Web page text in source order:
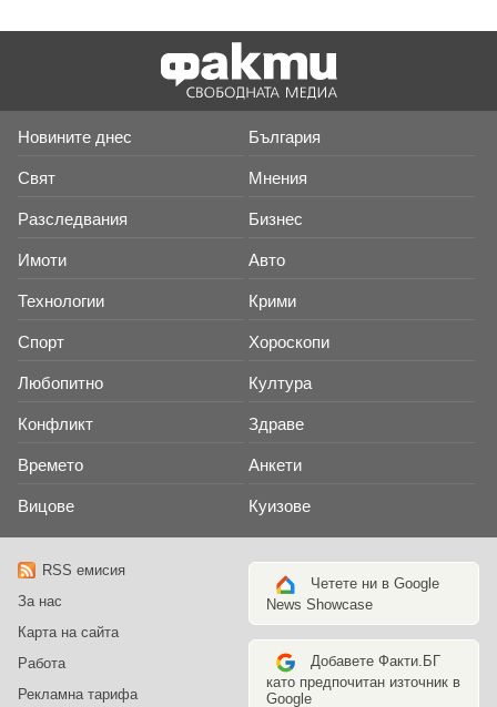
Новините днес България
Свят Мнения
Разследвания Бизнес
Имоти Авто
Технологии Крими
Спорт Хороскопи
Любопитно Култура
Конфликт Здраве
Времето Анкети
Вицове Куизове
RSS емисия
За нас
Карта на сайта
Работа
Рекламна тарифа
Четете ни в Google
News Showcase
Добавете Факти.БГ
като предпочитан източник в
Google